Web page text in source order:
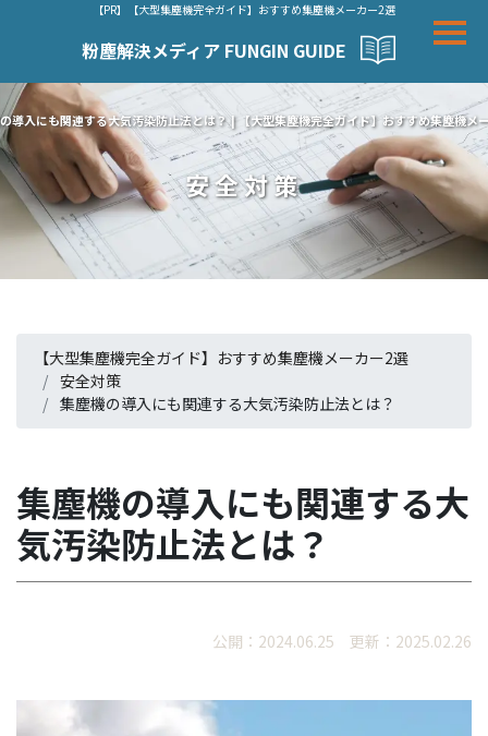
【PR】【大型集塵機完全ガイド】おすすめ集塵機メーカー2選
粉塵解決メディア FUNGIN GUIDE
導入にも関連する大気汚染防止法とは？ | 【大型集塵機完全ガイド】おすすめ集塵機メ
安全対策
【大型集塵機完全ガイド】おすすめ集塵機メーカー2選
安全対策
集塵機の導入にも関連する大気汚染防止法とは？
集塵機の導入にも関連する大
気汚染防止法とは？
公開：2024.06.25 更新：2025.02.26